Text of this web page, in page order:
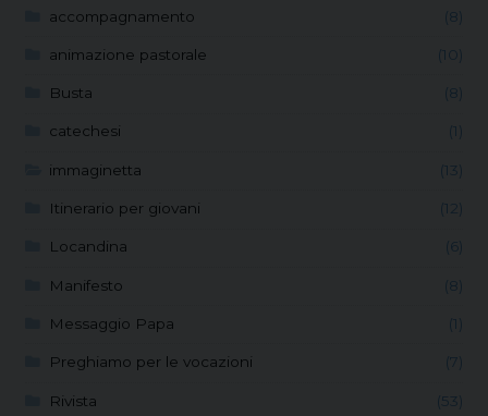
accompagnamento (8)
animazione pastorale (10)
Busta (8)
catechesi (1)
immaginetta (13)
Itinerario per giovani (12)
Locandina (6)
Manifesto (8)
Messaggio Papa (1)
Preghiamo per le vocazioni (7)
Rivista (53)